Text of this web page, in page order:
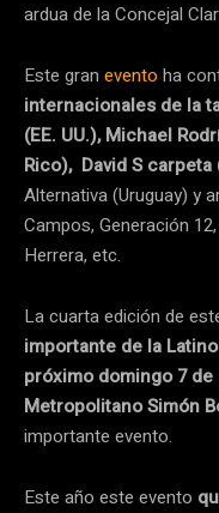
ardua de la Concejal
Este gran evento ha
internacionales de la
(EE. UU.), Michael
Rico), David S carpeta
Alternativa (Uruguay) y
Campos, Generación
Herrera, etc.
La cuarta edición de
importante de la
próximo domingo 7
Metropolitano Simón
importante evento.
Este año este evento